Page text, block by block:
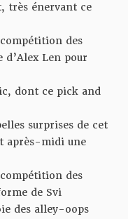
très énervant ce
des
d’Alex Len pour
dont ce pick and
surprises de cet
après-midi une
des
de Svi
des alley-oops